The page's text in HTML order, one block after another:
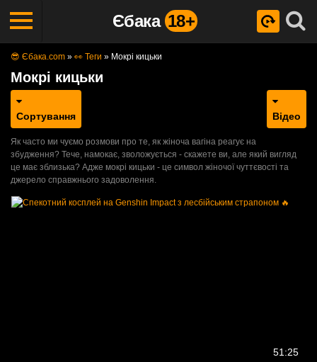
Єбака 18+
😎 Єбака.com » 👀 Теги » Мокрі кицьки
Мокрі кицьки
Сортування Відео
Як часто ми чуємо розмови про те, як жіноча вагіна реагує на
збудження? Тече, намокає, зволожується - скажете ви, але який вигляд
це має зблизька? Адже мокрі кицьки - це символ жіночої чуттєвості та
джерело справжнього задоволення.
51:25